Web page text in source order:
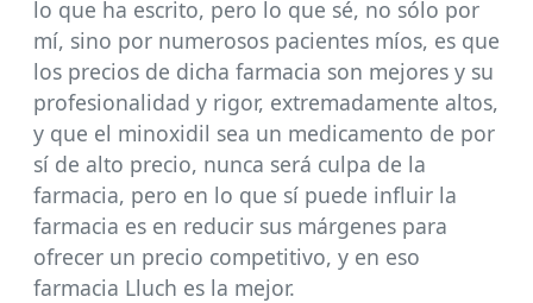
lo que ha escrito, pero lo que sé, no sólo por
mí, sino por numerosos pacientes míos, es que
los precios de dicha farmacia son mejores y su
profesionalidad y rigor, extremadamente altos,
y que el minoxidil sea un medicamento de por
sí de alto precio, nunca será culpa de la
farmacia, pero en lo que sí puede influir la
farmacia es en reducir sus márgenes para
ofrecer un precio competitivo, y en eso
farmacia Lluch es la mejor.